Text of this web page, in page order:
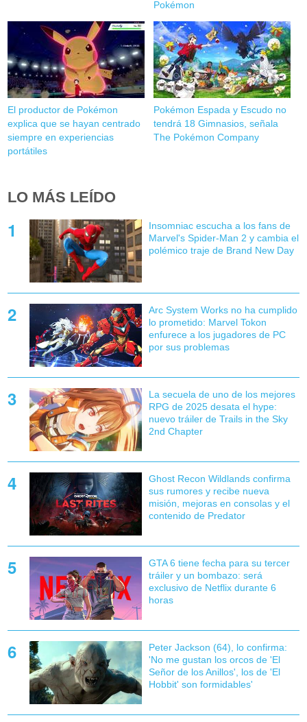
Pokémon
El productor de Pokémon
explica que se hayan centrado
siempre en experiencias
portátiles
Pokémon Espada y Escudo no
tendrá 18 Gimnasios, señala
The Pokémon Company
LO MÁS LEÍDO
Insomniac escucha a los fans de
Marvel's Spider-Man 2 y cambia el
polémico traje de Brand New Day
Arc System Works no ha cumplido
lo prometido: Marvel Tokon
enfurece a los jugadores de PC
por sus problemas
La secuela de uno de los mejores
RPG de 2025 desata el hype:
nuevo tráiler de Trails in the Sky
2nd Chapter
Ghost Recon Wildlands confirma
sus rumores y recibe nueva
misión, mejoras en consolas y el
contenido de Predator
GTA 6 tiene fecha para su tercer
tráiler y un bombazo: será
exclusivo de Netflix durante 6
horas
Peter Jackson (64), lo confirma:
'No me gustan los orcos de 'El
Señor de los Anillos', los de 'El
Hobbit' son formidables'